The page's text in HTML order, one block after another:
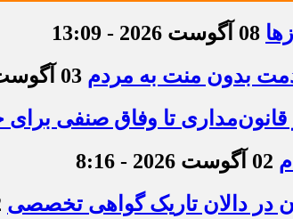
08 آگوست 2026 - 13:09
بدون منت به مردم 03 آگوست 2026 - 8:29
تا وفاق صنفی برای
02 آگوست 2026 - 8:16
در دالان تاریک گواهی تخصصی